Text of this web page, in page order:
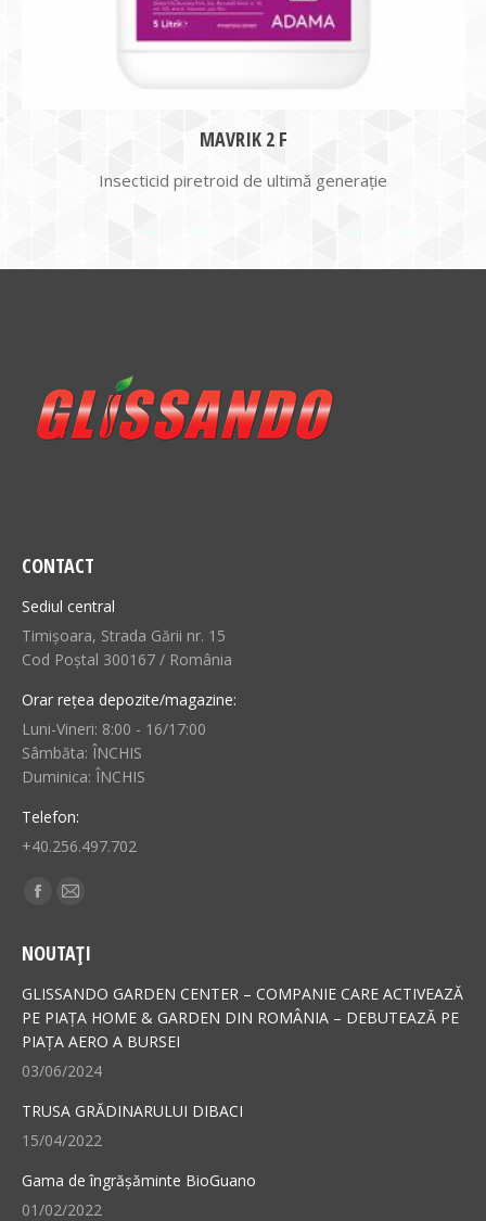
MAVRIK 2 F
Insecticid piretroid de ultimă generație
CONTACT
Sediul central
Timișoara, Strada Gării nr. 15
Cod Poștal 300167 / România
Orar rețea depozite/magazine:
Luni-Vineri: 8:00 - 16/17:00
Sâmbăta: ÎNCHIS
Duminica: ÎNCHIS
Telefon:
+40.256.497.702
Find us on:
Facebook
opens
in
new
window
Mail
opens
in
new
window
NOUTAȚI
GLISSANDO GARDEN CENTER – COMPANIE CARE ACTIVEAZĂ
PE PIAȚA HOME & GARDEN DIN ROMÂNIA – DEBUTEAZĂ PE
PIAȚA AERO A BURSEI
03/06/2024
TRUSA GRĂDINARULUI DIBACI
15/04/2022
Gama de îngrășăminte BioGuano
01/02/2022